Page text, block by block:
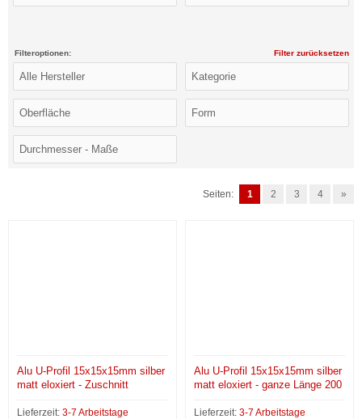
Filteroptionen: Filter zurücksetzen
Seiten: 1 2 3 4 »
Alu U-Profil 15x15x15mm silber
matt eloxiert - Zuschnitt
Lieferzeit: 3-7 Arbeitstage
Alu U-Profil 15x15x15mm silber
matt eloxiert - ganze Länge 200
Lieferzeit: 3-7 Arbeitstage